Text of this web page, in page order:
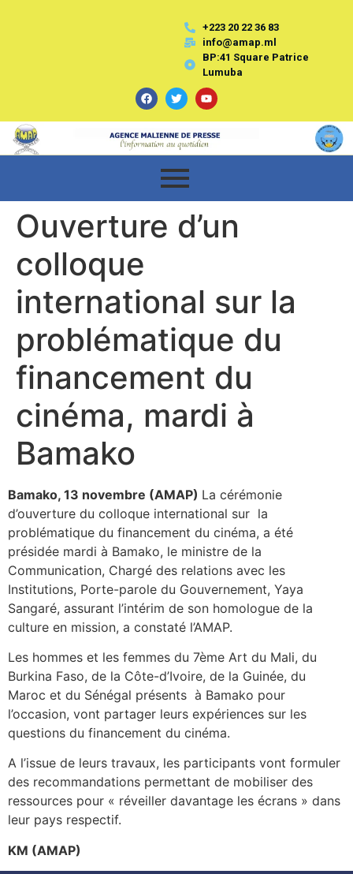
+223 20 22 36 83
info@amap.ml
BP:41 Square Patrice
Lumuba
Ouverture d’un
colloque
international sur la
problématique du
financement du
cinéma, mardi à
Bamako
Bamako, 13 novembre (AMAP) La cérémonie
d’ouverture du colloque international sur la
problématique du financement du cinéma, a été
présidée mardi à Bamako, le ministre de la
Communication, Chargé des relations avec les
Institutions, Porte-parole du Gouvernement, Yaya
Sangaré, assurant l’intérim de son homologue de la
culture en mission, a constaté l’AMAP.
Les hommes et les femmes du 7ème Art du Mali, du
Burkina Faso, de la Côte-d’Ivoire, de la Guinée, du
Maroc et du Sénégal présents à Bamako pour
l’occasion, vont partager leurs expériences sur les
questions du financement du cinéma.
A l’issue de leurs travaux, les participants vont formuler
des recommandations permettant de mobiliser des
ressources pour « réveiller davantage les écrans » dans
leur pays respectif.
KM (AMAP)